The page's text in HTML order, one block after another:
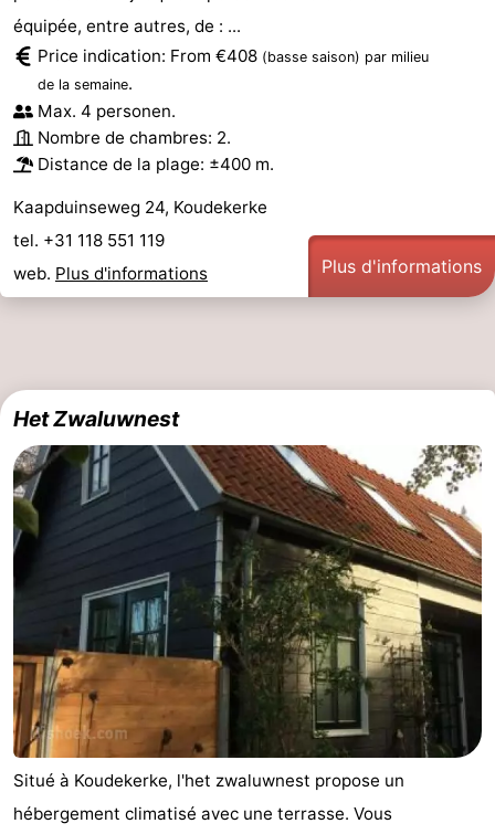
équipée, entre autres, de : ...
Price indication: From €408 (basse saison) par milieu
de la semaine.
Max. 4 personen.
Nombre de chambres: 2.
Distance de la plage: ±400 m.
Kaapduinseweg 24, Koudekerke
tel. +31 118 551 119
web. Plus d'informations Plus d'informations
Het Zwaluwnest
Situé à Koudekerke, l'het zwaluwnest propose un
hébergement climatisé avec une terrasse. Vous